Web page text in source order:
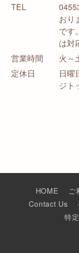
TEL
おり
です
は対
営業時間
火～
定休日
日曜
ジト
HOME ご
Contact Us
特